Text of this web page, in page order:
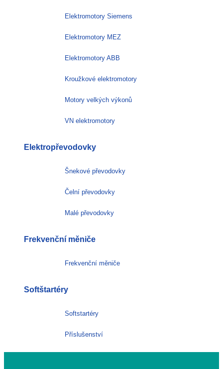
Elektromotory Siemens
Elektromotory MEZ
Elektromotory ABB
Kroužkové elektromotory
Motory velkých výkonů
VN elektromotory
Elektropřevodovky
Šnekové převodovky
Čelní převodovky
Malé převodovky
Frekvenční měniče
Frekvenční měniče
Softštartéry
Softstartéry
Příslušenství